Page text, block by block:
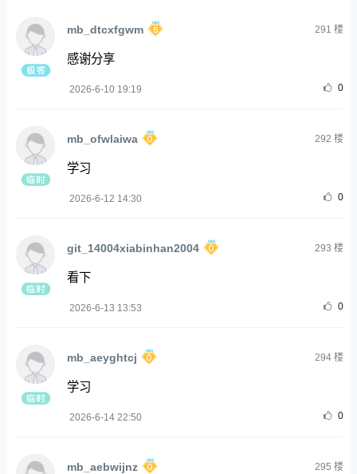
mb_dtcxfgwm 291 楼
感谢分享
2026-6-10 19:19 0
mb_ofwlaiwa 292 楼
学习
2026-6-12 14:30 0
git_14004xiabinhan2004 293 楼
看下
2026-6-13 13:53 0
mb_aeyghtcj 294楼
学习
2026-6-14 22:50 0
mb_aebwijnz 295 楼